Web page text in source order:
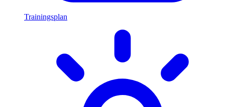
Trainingsplan